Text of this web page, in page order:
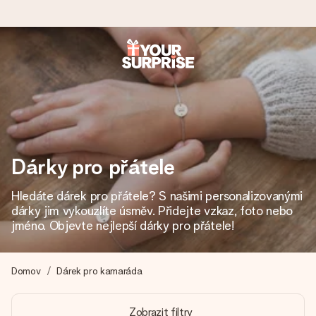
Objednejte dnes, odešleme do 1 prac. dne
Váš dárek vytvoříme s láskou a bleskově odešleme –
abyste ho mohli darovat právě v tu správnou chvíli, kdy na
tom nejvíc záleží.
4,8 (na základě +15 000 recenzí)
Naše dárky inspirují. Zákazníci nás na Google Reviews
hodnotí známkou 4,8.
Vytvořte něco jedinečného během několika kroků – s jejím
Dárky pro přátele
Hledáte dárek pro přátele? S našimi personalizovanými
dárky jim vykouzlíte úsměv. Přidejte vzkaz, foto nebo
jméno. Objevte nejlepší dárky pro přátele!
Domov Dárek pro kamaráda
Zobrazit filtry